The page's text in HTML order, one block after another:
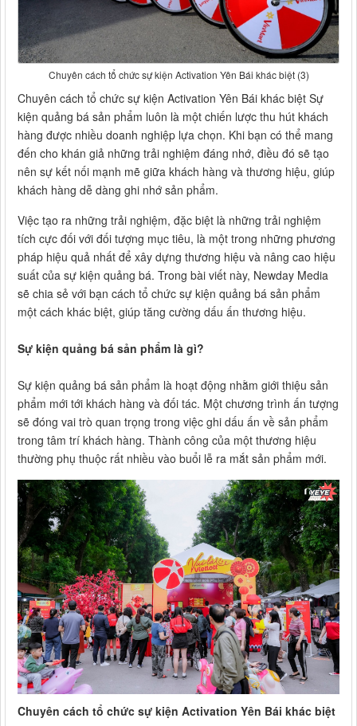
Chuyên cách tổ chức sự kiện Activation Yên Bái khác biệt (3)
Chuyên cách tổ chức sự kiện Activation Yên Bái khác biệt Sự
kiện quảng bá sản phẩm luôn là một chiến lược thu hút khách
hàng được nhiều doanh nghiệp lựa chọn. Khi bạn có thể mang
đến cho khán giả những trải nghiệm đáng nhớ, điều đó sẽ tạo
nên sự kết nối mạnh mẽ giữa khách hàng và thương hiệu, giúp
khách hàng dễ dàng ghi nhớ sản phẩm.
Việc tạo ra những trải nghiệm, đặc biệt là những trải nghiệm
tích cực đối với đối tượng mục tiêu, là một trong những phương
pháp hiệu quả nhất để xây dựng thương hiệu và nâng cao hiệu
suất của sự kiện quảng bá. Trong bài viết này, Newday Media
sẽ chia sẻ với bạn cách tổ chức sự kiện quảng bá sản phẩm
một cách khác biệt, giúp tăng cường dấu ấn thương hiệu.
Sự kiện quảng bá sản phẩm là gì?
Sự kiện quảng bá sản phẩm là hoạt động nhằm giới thiệu sản
phẩm mới tới khách hàng và đối tác. Một chương trình ấn tượng
sẽ đóng vai trò quan trọng trong việc ghi dấu ấn về sản phẩm
trong tâm trí khách hàng. Thành công của một thương hiệu
thường phụ thuộc rất nhiều vào buổi lễ ra mắt sản phẩm mới.
Chuyên cách tổ chức sự kiện Activation Yên Bái khác biệt